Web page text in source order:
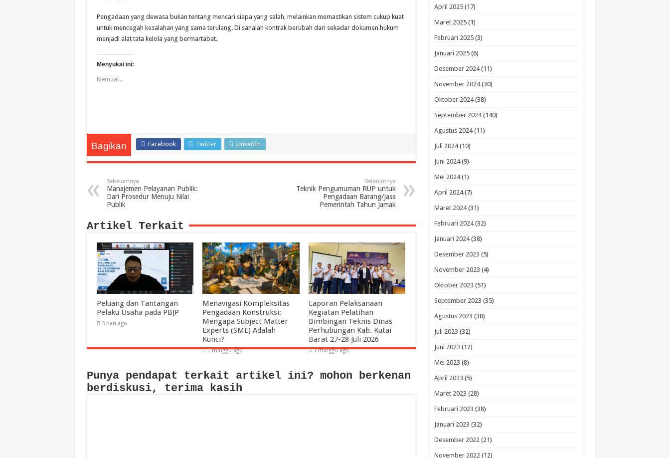
Pengadaan yang dewasa bukan tentang mencari siapa yang salah, melainkan memastikan sistem cukup kuat
untuk mencegah kesalahan yang sama terulang. Di sanalah kontrak berubah dari sekadar dokumen hukum
menjadi alat tata kelola yang bermartabat.
Menyukai ini:
Memuat...
Bagikan Facebook Twitter LinkedIn
Sebelumnya
Manajemen Pelayanan Publik:
Dari Prosedur Menuju Nilai
Publik
Selanjutnya
Teknik Pengumuman RUP untuk
Pengadaan Barang/Jasa
Pemerintah Tahun Jamak
Artikel Terkait
Peluang dan Tantangan
Pelaku Usaha pada PBJP
5 hari ago
Menavigasi Kompleksitas
Pengadaan Konstruksi:
Mengapa Subject Matter
Experts (SME) Adalah
Kunci?
1 minggu ago
Laporan Pelaksanaan
Kegiatan Pelatihan
Bimbingan Teknis Dinas
Perhubungan Kab. Kutai
Barat 27-28 Juli 2026
1 minggu ago
Punya pendapat terkait artikel ini? mohon berkenan
berdiskusi, terima kasih
April 2025(17)
Maret 2025(1)
Februari 2025(3)
Januari 2025(6)
Desember 2024(11)
November 2024(30)
Oktober 2024(38)
September 2024(140)
Agustus 2024(11)
Juli 2024(10)
Juni 2024(9)
Mei 2024(1)
April 2024(7)
Maret 2024(31)
Februari 2024(32)
Januari 2024(38)
Desember 2023 (5)
November 2023 (4)
Oktober 2023 (51)
September 2023 (35)
Agustus 2023 (38)
Juli 2023 (32)
Juni 2023 (12)
Mei 2023 (8)
April 2023 (5)
Maret 2023 (28)
Februari 2023 (38)
Januari 2023 (32)
Desember 2022(21)
November 2022(12)